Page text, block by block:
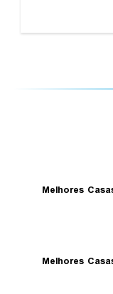
Melhores
Melhores